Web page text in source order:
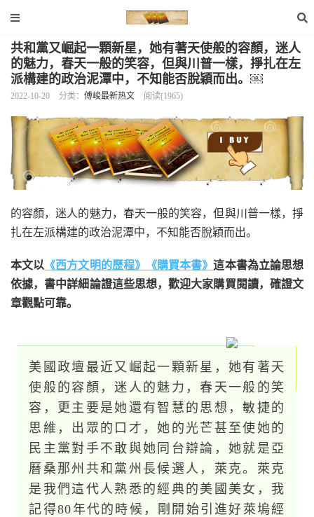
共和黨又崛起一顆新星，她有著天使般的容顏，迷人
的魅力，春天一般的笑容，但與川普一樣，掙扎在左
派構建的政治泥潭中，不知能否脫穎而出。￼
2022-10-20 分类： 傅峻最新热文 阅读(1965)
的容顏，迷人的魅力，春天一般的笑容，但與川普一樣，掙
扎在左派構建的政治泥潭中，不知能否脫穎而出。
本文以 《西方文明的歷程》 《購買本書》這本書為立論思想
依據，書中詳細論證這些思想，歡迎大家購買閱讀，確證文
章觀點可靠。
美國政壇最近又崛起一顆新星，她有著天
使般的容顏，迷人的魅力，春天一般的笑
容，更主要是她還有智慧的思想，敏捷的
思維，出眾的口才，她的光芒甚至使她的
民主黨對手不敢與她同台辯論，她就是亞
曆桑那州共和黨州長候選人，萊克。萊克
是我們這代人熟悉的經典的美國美女，我
記得80年代的時候，剛開始引進好萊塢經